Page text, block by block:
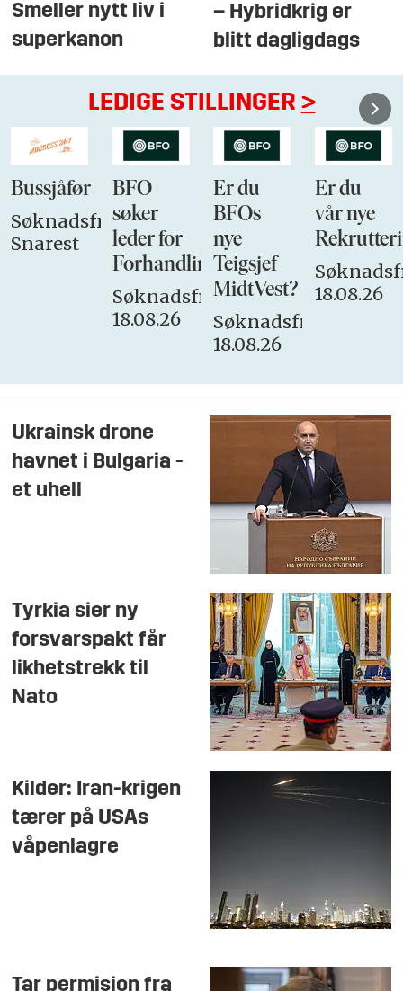
Smeller nytt liv i
superkanon
– Hybridkrig er
blitt dagligdags
LEDIGE STILLINGER >
Bussjåfør
Søknadsfrist:
Snarest
BFO
søker
leder for
Forhandlingsutvalget
Søknadsfrist:
18.08.26
Er du
BFOs
nye
Teigsjef
MidtVest?
Søknadsfrist:
18.08.26
Er du
vår nye
18.08.26
Ukrainsk drone
havnet i Bulgaria -
et uhell
Tyrkia sier ny
forsvarspakt får
likhetstrekk til
Nato
Kilder: Iran-krigen
tærer på USAs
våpenlagre
Tar permisjon fra